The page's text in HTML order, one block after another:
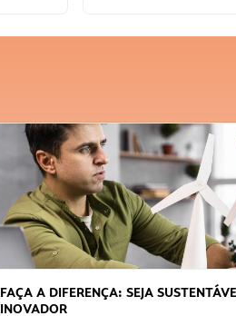
APRENDA A GERENCIAR O SEU TEMPO